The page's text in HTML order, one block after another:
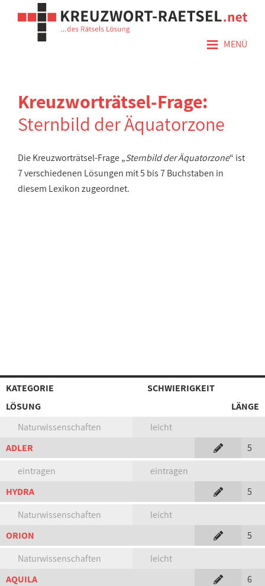
≡ MENÜ
Kreuzworträtsel-Frage:
Sternbild der Äquatorzone
Die Kreuzworträtsel-Frage „Sternbild der Äquatorzone“ ist
7 verschiedenen Lösungen mit 5 bis 7 Buchstaben in
diesem Lexikon zugeordnet.
KATEGORIE
SCHWIERIGKEIT
LÖSUNG
LÄNGE
Naturwissenschaften
leicht
ADLER
5
eintragen
eintragen
HYDRA
5
Naturwissenschaften
leicht
ORION
5
Naturwissenschaften
leicht
AQUILA
6